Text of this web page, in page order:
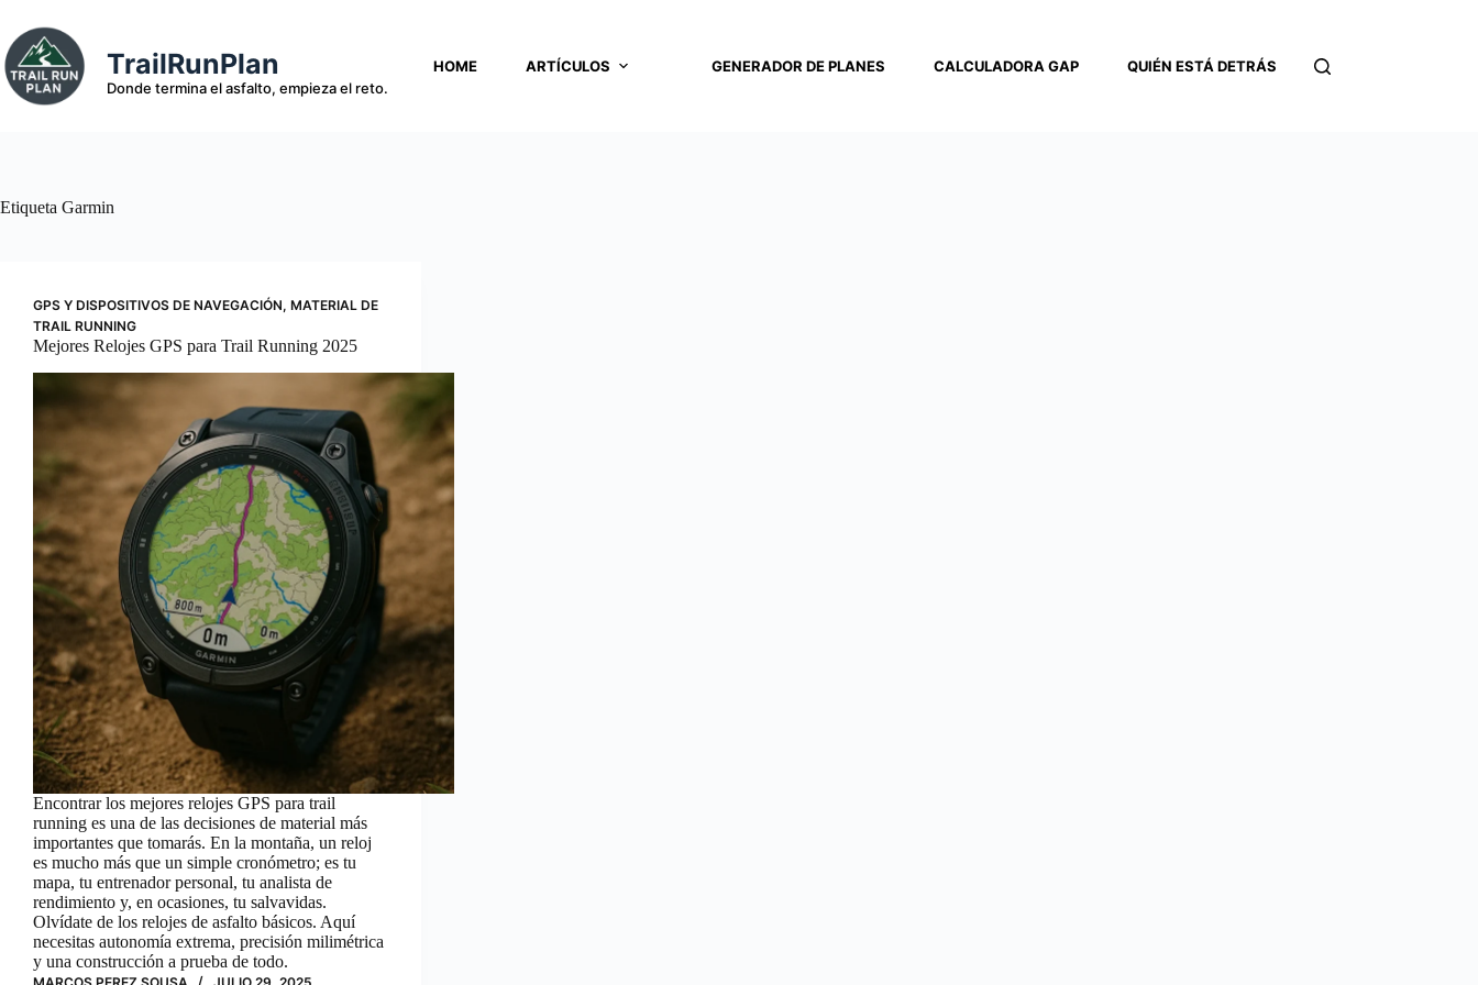
contenido
TrailRunPlan
Donde termina el asfalto, empieza el reto.
HOME ARTÍCULOS GENERADOR DE PLANES CALCULADORA GAP QUIÉN ESTÁ DETRÁS CONTACTO
Etiqueta Garmin
GPS Y DISPOSITIVOS DE NAVEGACIÓN, MATERIAL DE
TRAIL RUNNING
Mejores Relojes GPS para Trail Running 2025
Encontrar los mejores relojes GPS para trail
running es una de las decisiones de material más
importantes que tomarás. En la montaña, un reloj
es mucho más que un simple cronómetro; es tu
mapa, tu entrenador personal, tu analista de
rendimiento y, en ocasiones, tu salvavidas.
Olvídate de los relojes de asfalto básicos. Aquí
necesitas autonomía extrema, precisión milimétrica
y una construcción a prueba de todo.